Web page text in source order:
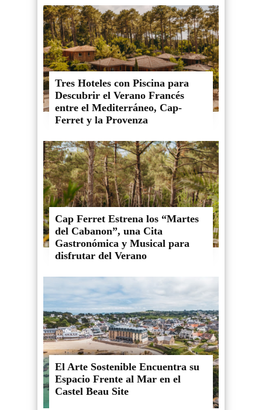
Tres Hoteles con Piscina para
Descubrir el Verano Francés
entre el Mediterráneo, Cap-
Ferret y la Provenza
Cap Ferret Estrena los “Martes
del Cabanon”, una Cita
Gastronómica y Musical para
disfrutar del Verano
El Arte Sostenible Encuentra su
Espacio Frente al Mar en el
Castel Beau Site